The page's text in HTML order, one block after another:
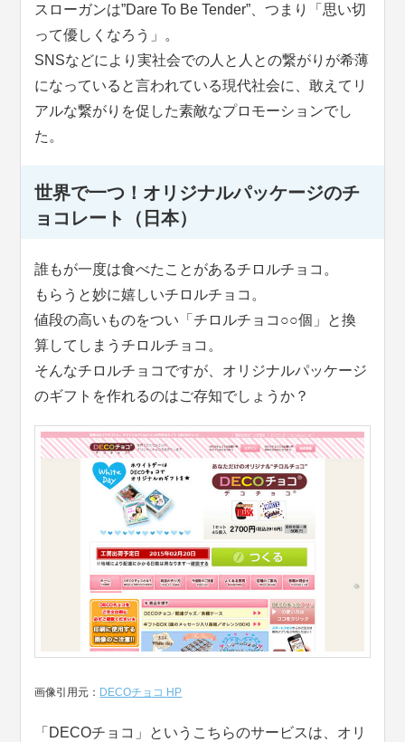
スローガンは”Dare To Be Tender”、つまり「思い切
って優しくなろう」。
SNSなどにより実社会での人と人との繋がりが希薄
になっていると言われている現代社会に、敢えてリ
アルな繋がりを促した素敵なプロモーションでし
た。
世界で一つ！オリジナルパッケージのチ
ョコレート（日本）
誰もが一度は食べたことがあるチロルチョコ。
もらうと妙に嬉しいチロルチョコ。
値段の高いものをつい「チロルチョコ○○個」と換
算してしまうチロルチョコ。
そんなチロルチョコですが、オリジナルパッケージ
のギフトを作れるのはご存知でしょうか？
画像引用元： DECOチョコ HP
「DECOチョコ」というこちらのサービスは、オリ